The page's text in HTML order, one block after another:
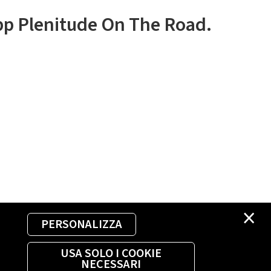
×
PERSONALIZZA
USA SOLO I COOKIE
NECESSARI
Plenitude On The Road.